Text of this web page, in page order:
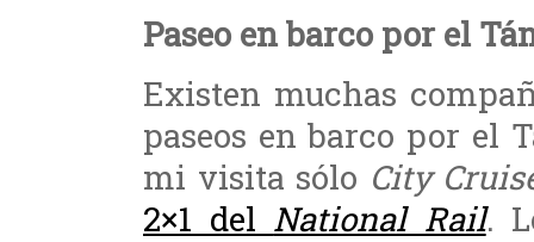
Paseo en barco por el
Existen muchas
paseos en barco por el
mi visita sólo City
2×1 del National Rail.